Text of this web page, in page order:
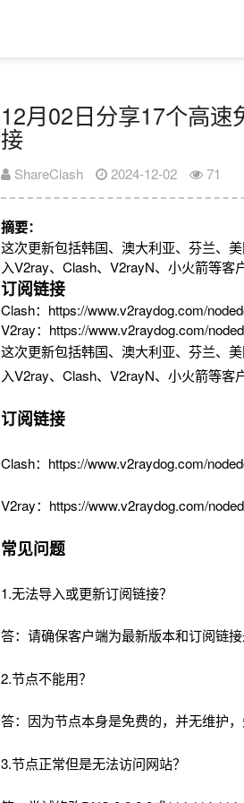
12月02日分享17个高
接
ShareClash 2024-12-02 71
摘要：
这次更新包括韩国、澳大利亚、芬兰、
入V2ray、Clash、V2rayN、小火箭等客
订阅链接
Clash：https://www.v2raydog.com/
V2ray：https://www.v2raydog.com/
这次更新包括韩国、澳大利亚、芬兰、
入V2ray、Clash、V2rayN、小火箭等客
订阅链接
Clash：https://www.v2raydog.com/
V2ray：https://www.v2raydog.com/
常见问题
1.无法导入或更新订阅链接？
答：请确保客户端为最新版本和订阅链接
2.节点不能用？
答：因为节点本身是免费的，并无维护，
3.节点正常但是无法访问网站？